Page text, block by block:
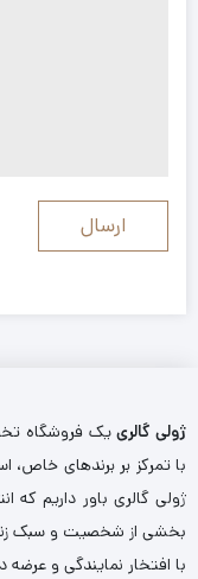
ژولی گالرییک فروشگاه
با تمرکز بر برندهای خاص،
ژولی گالری باور داریم
بخشی از شخصیت و سبک
با افتخار نمایندگی و عرضه